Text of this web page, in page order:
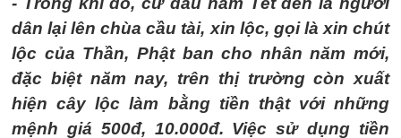
dân lại lên chùa cầu tài, xin lộc, gọi là xin chút
lộc của Thần, Phật ban cho nhân năm mới,
đặc biệt năm nay, trên thị trường còn xuất
hiện cây lộc làm bằng tiền thật với những
mệnh giá 500đ, 10.000đ. Việc sử dụng tiền